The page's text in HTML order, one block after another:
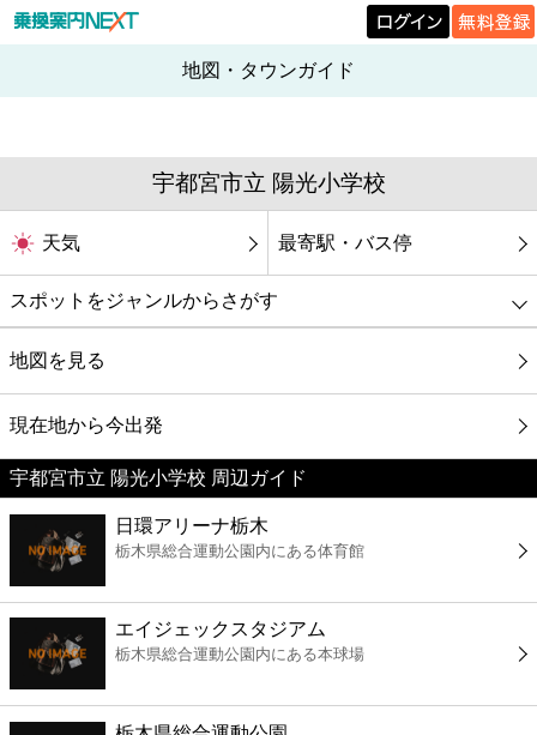
地図・タウンガイド
宇都宮市立 陽光小学校
天気 最寄駅・バス停
スポットをジャンルからさがす
グルメ
映画
美容
コンビニ
薬局
スーパー
地図を見る
現在地から今出発
宇都宮市立 陽光小学校 周辺ガイド
日環アリーナ栃木
栃木県総合運動公園内にある体育館
エイジェックスタジアム
栃木県総合運動公園内にある本球場